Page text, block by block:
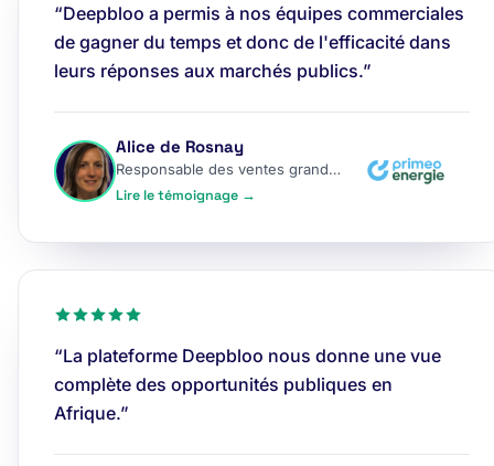
“Deepbloo a permis à nos équipes commerciales
de gagner du temps et donc de l'efficacité dans
leurs réponses aux marchés publics.”
Alice de Rosnay
Responsable des ventes grands comptes
Lire le témoignage →
“La plateforme Deepbloo nous donne une vue
complète des opportunités publiques en
Afrique.”